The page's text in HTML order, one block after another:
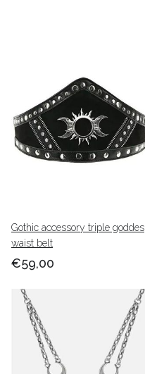
Gothic accessory triple goddes
waist belt
€59,00